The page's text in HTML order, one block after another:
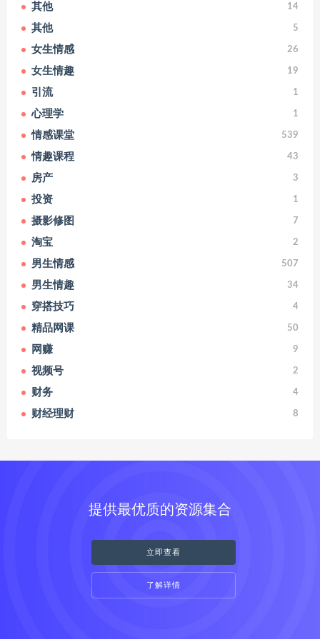
其他 14
其他 5
女生情感 26
女生情趣 19
引流 1
心理学 1
情感课堂 539
情趣课程 43
房产 3
投资 1
摄影修图 7
淘宝 2
男生情感 507
男生情趣 34
穿搭技巧 4
精品网课 50
网赚 9
视频号 2
财务 4
财经理财 8
提供最优质的资源集合
立即查看
了解详情